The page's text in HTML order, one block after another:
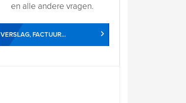
en alle andere vragen.
VERSLAG, FACTUUR...